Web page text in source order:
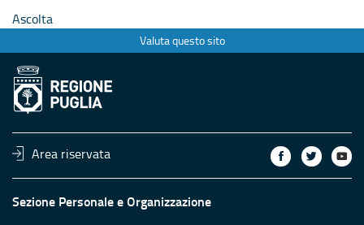
Ascolta
Valuta questo sito
Area riservata
Sezione Personale e Organizzazione